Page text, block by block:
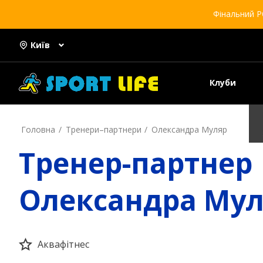
Фінальний
Київ
Клуби
Головна Тренери–партнери Олександра Муляр
Тренер-партнер
Олександра
Аквафітнес